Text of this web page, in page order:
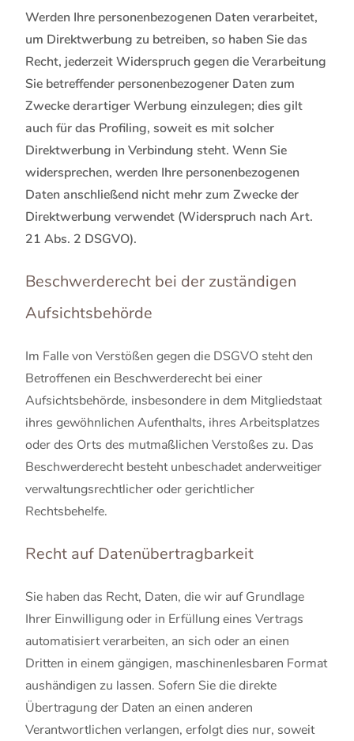
Werden Ihre personenbezogenen Daten verarbeitet,
um Direktwerbung zu betreiben, so haben Sie das
Recht, jederzeit Widerspruch gegen die Verarbeitung
Sie betreffender personenbezogener Daten zum
Zwecke derartiger Werbung einzulegen; dies gilt
auch für das Profiling, soweit es mit solcher
Direktwerbung in Verbindung steht. Wenn Sie
widersprechen, werden Ihre personenbezogenen
Daten anschließend nicht mehr zum Zwecke der
Direktwerbung verwendet (Widerspruch nach Art.
21 Abs. 2 DSGVO).
Beschwerderecht bei der zuständigen
Aufsichtsbehörde
Im Falle von Verstößen gegen die DSGVO steht den
Betroffenen ein Beschwerderecht bei einer
Aufsichtsbehörde, insbesondere in dem Mitgliedstaat
ihres gewöhnlichen Aufenthalts, ihres Arbeitsplatzes
oder des Orts des mutmaßlichen Verstoßes zu. Das
Beschwerderecht besteht unbeschadet anderweitiger
verwaltungsrechtlicher oder gerichtlicher
Rechtsbehelfe.
Recht auf Datenübertragbarkeit
Sie haben das Recht, Daten, die wir auf Grundlage
Ihrer Einwilligung oder in Erfüllung eines Vertrags
automatisiert verarbeiten, an sich oder an einen
Dritten in einem gängigen, maschinenlesbaren Format
aushändigen zu lassen. Sofern Sie die direkte
Übertragung der Daten an einen anderen
Verantwortlichen verlangen, erfolgt dies nur, soweit